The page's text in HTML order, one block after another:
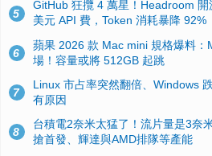
5
GitHub 狂攬 4 萬星！Headroom
美元 API 費，Token 消耗暴降 92%
6
蘋果 2026 款 Mac mini 規格爆料：
場！容量或將 512GB 起跳
7
Linux 市占率突然翻倍、Windows
有原因
8
台積電2奈米太猛了！流片量是3奈
搶首發、輝達與AMD排隊等產能